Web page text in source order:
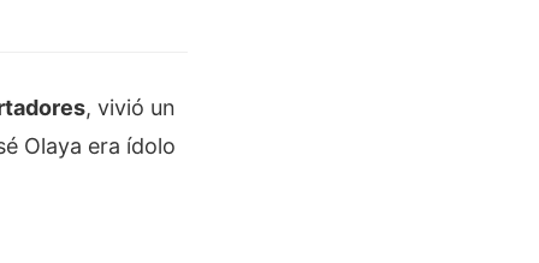
, vivió un
Olaya era ídolo